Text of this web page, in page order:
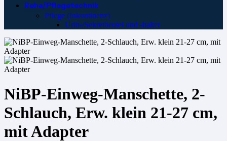
Reha/Pflegetechnik
Pflege (Inkontinenz)
Urin-/Sekretbeutel und -halter
NiBP-Einweg-Manschette, 2-
Schlauch, Erw. klein 21-27 cm,
mit Adapter